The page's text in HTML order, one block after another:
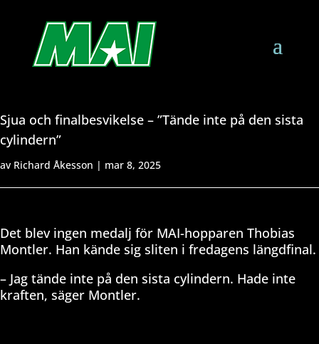
Sjua och finalbesvikelse – ”Tände inte på den sista
cylindern”
av Richard Åkesson | mar 8, 2025
Det blev ingen medalj för MAI-hopparen Thobias
Montler. Han kände sig sliten i fredagens längdfinal.
– Jag tände inte på den sista cylindern. Hade inte
kraften, säger Montler.